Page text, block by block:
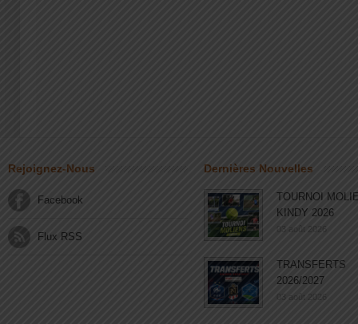
Rejoignez-Nous
Facebook
Flux RSS
Dernières Nouvelles
TOURNOI
KINDY 2026
03 août 2026
TRANSFERTS
2026/2027
03 août 2026